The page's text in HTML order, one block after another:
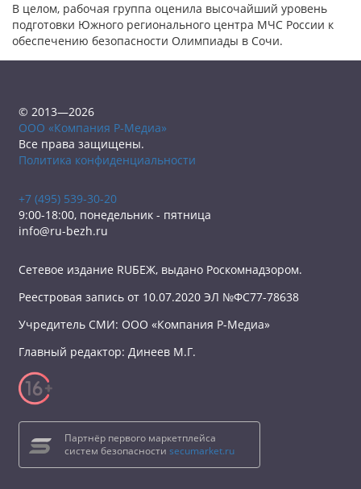
В целом, рабочая группа оценила высочайший уровень
подготовки Южного регионального центра МЧС России к
обеспечению безопасности Олимпиады в Сочи.
© 2013—2026
ООО «Компания Р-Медиа»
Все права защищены.
Политика конфиденциальности
+7 (495) 539-30-20
9:00-18:00, понедельник - пятница
info@ru-bezh.ru
Сетевое издание RUБЕЖ, выдано Роскомнадзором.
Реестровая запись от 10.07.2020 ЭЛ №ФС77-78638
Учредитель СМИ: ООО «Компания Р-Медиа»
Главный редактор: Динеев М.Г.
Партнёр первого маркетплейса
систем безопасности secumarket.ru